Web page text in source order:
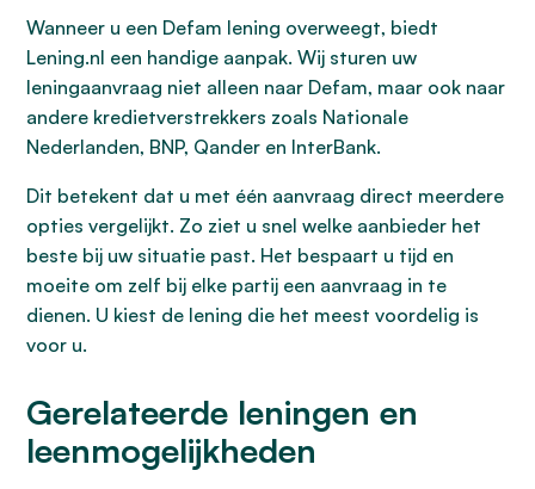
Wanneer u een Defam lening overweegt, biedt
Lening.nl een handige aanpak. Wij sturen uw
leningaanvraag niet alleen naar Defam, maar ook naar
andere kredietverstrekkers zoals Nationale
Nederlanden, BNP, Qander en InterBank.
Dit betekent dat u met één aanvraag direct meerdere
opties vergelijkt. Zo ziet u snel welke aanbieder het
beste bij uw situatie past. Het bespaart u tijd en
moeite om zelf bij elke partij een aanvraag in te
dienen. U kiest de lening die het meest voordelig is
voor u.
Gerelateerde leningen en
leenmogelijkheden